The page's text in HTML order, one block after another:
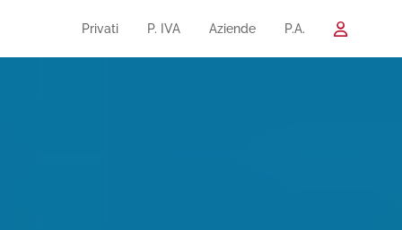
Privati P. IVA Aziende P.A.